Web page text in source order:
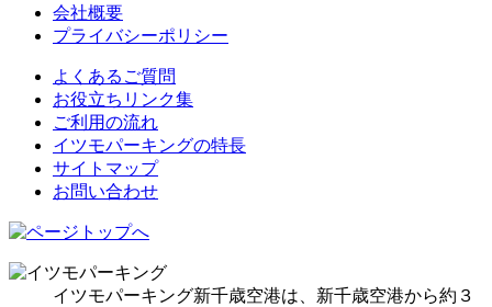
会社概要
プライバシーポリシー
よくあるご質問
お役立ちリンク集
ご利用の流れ
イツモパーキングの特長
サイトマップ
お問い合わせ
イツモパーキング新千歳空港は、新千歳空港から約３